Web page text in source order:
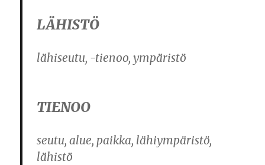
LÄHISTÖ
lähiseutu, -tienoo, ympäristö
TIENOO
seutu, alue, paikka, lähiympäristö,
lähistö